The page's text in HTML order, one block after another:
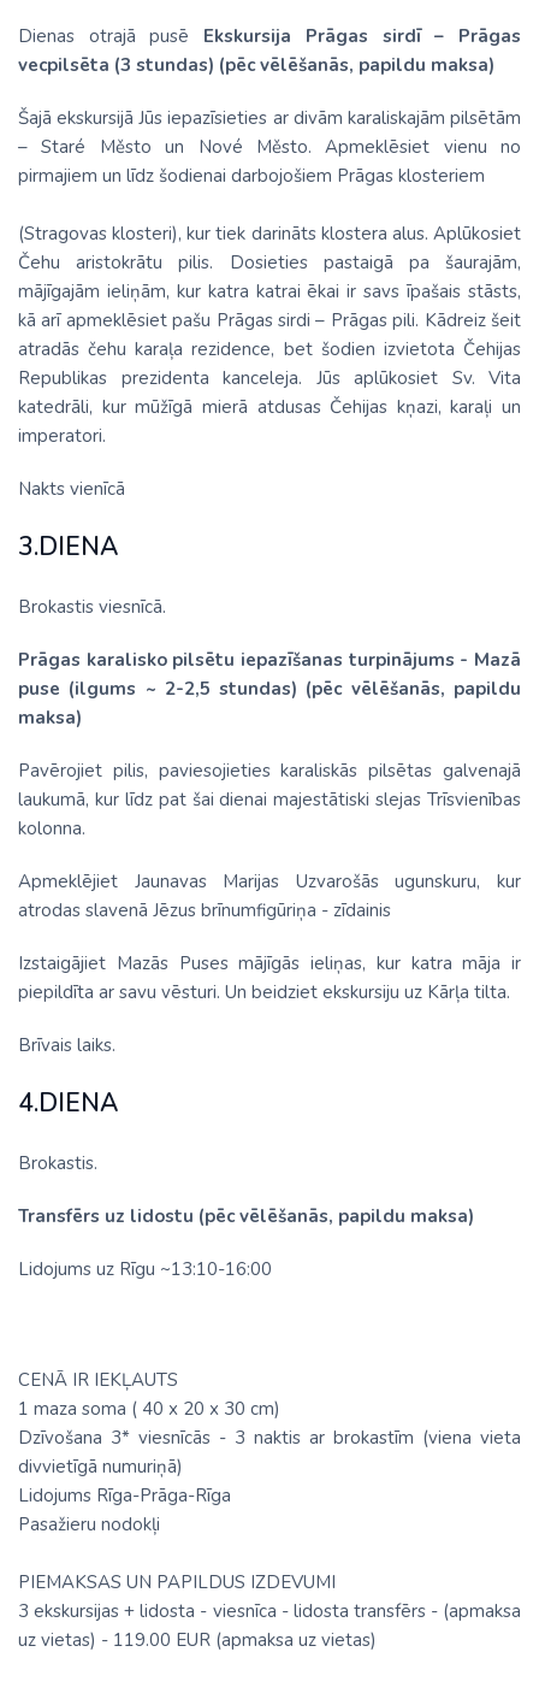
Dienas otrajā pusē Ekskursija Prāgas sirdī – Prāgas
vecpilsēta (3 stundas) (pēc vēlēšanās, papildu maksa)
Šajā ekskursijā Jūs iepazīsieties ar divām karaliskajām pilsētām
– Staré Město un Nové Město. Apmeklēsiet vienu no
pirmajiem un līdz šodienai darbojošiem Prāgas klosteriem
(Stragovas klosteri), kur tiek darināts klostera alus. Aplūkosiet
Čehu aristokrātu pilis. Dosieties pastaigā pa šaurajām,
mājīgajām ieliņām, kur katra katrai ēkai ir savs īpašais stāsts,
kā arī apmeklēsiet pašu Prāgas sirdi – Prāgas pili. Kādreiz šeit
atradās čehu karaļa rezidence, bet šodien izvietota Čehijas
Republikas prezidenta kanceleja. Jūs aplūkosiet Sv. Vita
katedrāli, kur mūžīgā mierā atdusas Čehijas kņazi, karaļi un
imperatori.
Nakts vienīcā
3.DIENA
Brokastis viesnīcā.
Prāgas karalisko pilsētu iepazīšanas turpinājums - Mazā
puse (ilgums ~ 2-2,5 stundas) (pēc vēlēšanās, papildu
maksa)
Pavērojiet pilis, paviesojieties karaliskās pilsētas galvenajā
laukumā, kur līdz pat šai dienai majestātiski slejas Trīsvienības
kolonna.
Apmeklējiet Jaunavas Marijas Uzvarošās ugunskuru, kur
atrodas slavenā Jēzus brīnumfigūriņa - zīdainis
Izstaigājiet Mazās Puses mājīgās ieliņas, kur katra māja ir
piepildīta ar savu vēsturi. Un beidziet ekskursiju uz Kārļa tilta.
Brīvais laiks.
4.DIENA
Brokastis.
Transfērs uz lidostu (pēc vēlēšanās, papildu maksa)
Lidojums uz Rīgu ~13:10-16:00
CENĀ IR IEKĻAUTS
1 maza soma ( 40 х 20 х 30 cm)
Dzīvošana 3* viesnīcās - 3 naktis ar brokastīm (viena vieta
divvietīgā numuriņā)
Lidojums Rīga-Prāga-Rīga
Pasažieru nodokļi
PIEMAKSAS UN PAPILDUS IZDEVUMI
3 ekskursijas + lidosta - viesnīca - lidosta transfērs - (apmaksa
uz vietas) - 119.00 EUR (apmaksa uz vietas)